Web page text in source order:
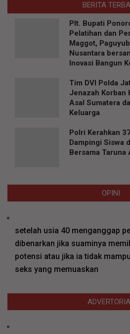
BERITA
Plt. Bupati
Pelatihan dan
Maggot,
Nusantara
Inovasi Bangun
Tim DVI Polda
Jenazah Korban
Asal Sumatera
Keluarga
Polri Kerahkan
Dampingi Siswa
Bersama Taruna
OPINI
setelah usia 40 menganggap
dibenarkan jika suaminya
potensi atau jika ia tidak
seks yang memuaskan